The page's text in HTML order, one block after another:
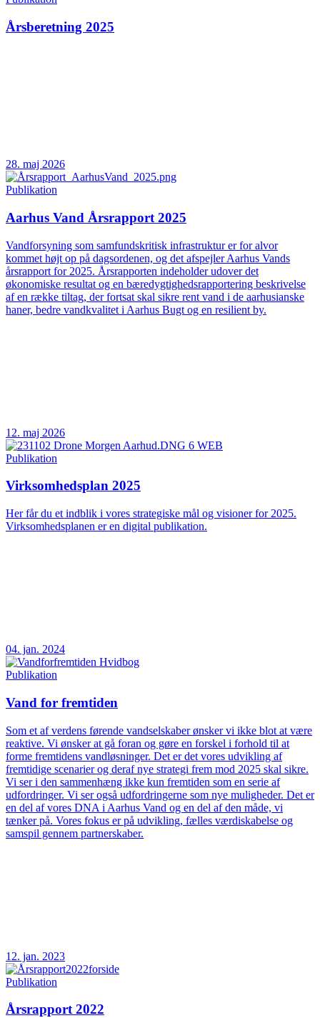
Årsberetning 2025
28. maj 2026
Publikation
Aarhus Vand Årsrapport 2025
Vandforsyning som samfundskritisk infrastruktur er for alvor
kommet højt op på dagsordenen, og det afspejler Aarhus Vands
årsrapport for 2025. Årsrapporten indeholder udover det
økonomiske resultat og en bæredygtighedsrapportering beskrivelse
af en række tiltag, der fortsat skal sikre rent vand i de aarhusianske
haner, bedre vandkvalitet i Aarhus Bugt og en resilient by.
12. maj 2026
Publikation
Virksomhedsplan 2025
Her får du et indblik i vores strategiske mål og visioner for 2025.
Virksomhedsplanen er en digital publikation.
04. jan. 2024
Publikation
Vand for fremtiden
Som et af verdens førende vandselskaber ønsker vi ikke blot at være
reaktive. Vi ønsker at gå foran og gøre en forskel i forhold til at
forme fremtidens vandløsninger. Det er det vores udvikling af
fremtidige scenarier og deraf nye strategi frem mod 2025 skal sikre.
Vi ser i den sammenhæng ikke kun fremtiden som en serie af
udfordringer. Vi ser også udfordringerne som nye muligheder. Det er
en del af vores DNA i Aarhus Vand og en del af den måde, vi
tænker på. Vores fokus er på udvikling, fælles værdiskabelse og
samspil gennem partnerskaber.
12. jan. 2023
Publikation
Årsrapport 2022